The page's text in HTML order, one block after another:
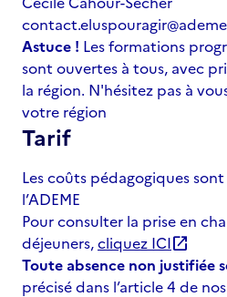
Astuce ! Les formations
sont ouvertes à tous, avec
la région. N'hésitez pas à
votre région
Tarif
Les coûts pédagogiques
l’ADEME
Pour consulter la prise en
déjeuners,cliquez ICIopen_in_new
Toute absence non justifiée
précisé dans l’article 4 de nos